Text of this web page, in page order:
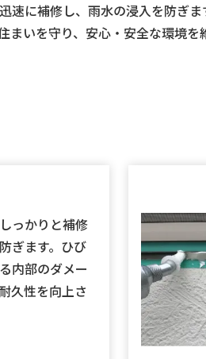
速に補修し、雨水の浸入を防ぎ
まいを守り、安心‧安全な環境を
っかりと補修
ぎます。ひび
内部のダメー
久性を向上さ